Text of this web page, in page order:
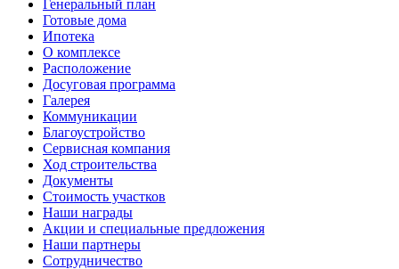
Генеральный план
Готовые дома
Ипотека
О комплексе
Расположение
Досуговая программа
Галерея
Коммуникации
Благоустройство
Сервисная компания
Ход строительства
Документы
Стоимость участков
Наши награды
Акции и специальные предложения
Наши партнеры
Сотрудничество